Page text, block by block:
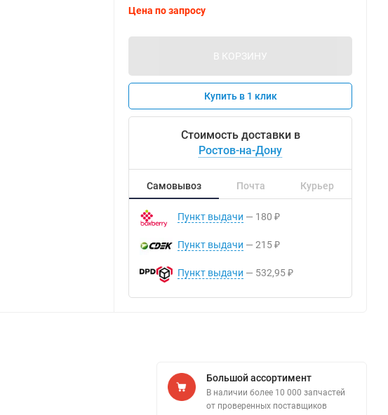
Цена по запросу
В КОРЗИНУ
Купить в 1 клик
Стоимость доставки в
Ростов-на-Дону
Самовывоз Почта Курьер
Пункт выдачи 180 ₽
Пункт выдачи 215 ₽
Пункт выдачи 532,95 ₽
Большой ассортимент
В наличии более 10 000 запчастей
от проверенных поставщиков